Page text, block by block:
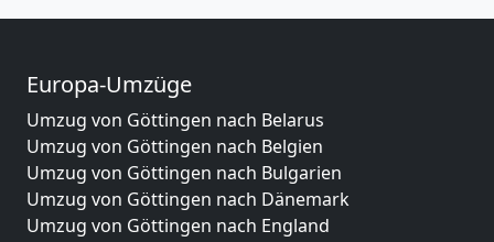
Europa-Umzüge
Umzug von Göttingen nach Belarus
Umzug von Göttingen nach Belgien
Umzug von Göttingen nach Bulgarien
Umzug von Göttingen nach Dänemark
Umzug von Göttingen nach England